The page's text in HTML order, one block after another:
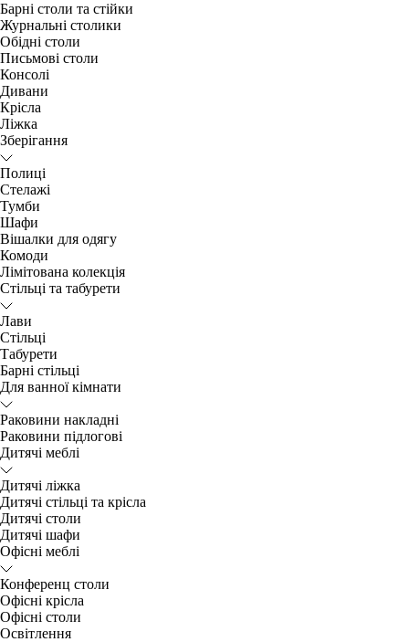
Барні столи та стійки
Журнальні столики
Обідні столи
Письмові столи
Консолі
Дивани
Крісла
Ліжка
Зберігання
Полиці
Стелажі
Тумби
Шафи
Вішалки для одягу
Комоди
Лімітована колекція
Стільці та табурети
Лави
Стільці
Табурети
Барні стільці
Для ванної кімнати
Раковини накладні
Раковини підлогові
Дитячі меблі
Дитячі ліжка
Дитячі стільці та крісла
Дитячі столи
Дитячі шафи
Офісні меблі
Конференц столи
Офісні крісла
Офісні столи
Освітлення